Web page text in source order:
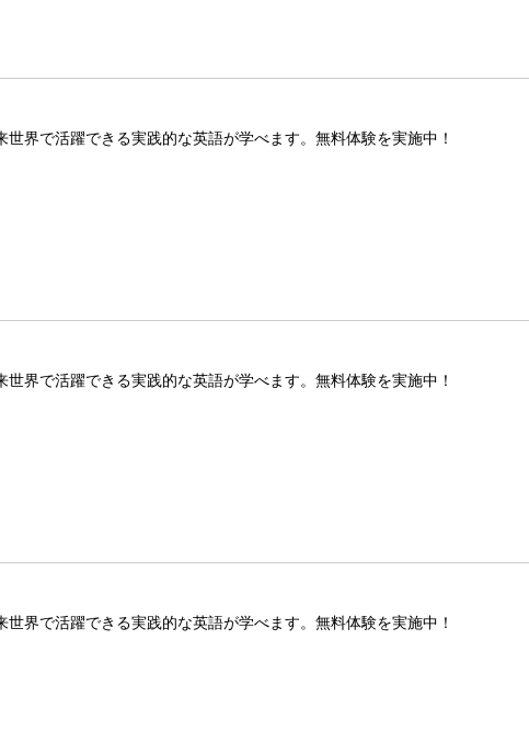
界で活躍できる実践的な英語が学べます。無料体験を実施中！
界で活躍できる実践的な英語が学べます。無料体験を実施中！
界で活躍できる実践的な英語が学べます。無料体験を実施中！